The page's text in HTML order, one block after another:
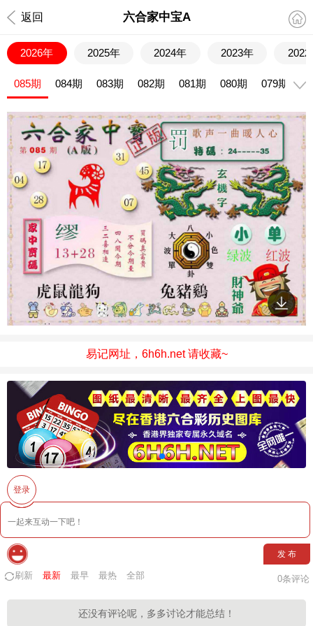
返回 六合家中宝A
2026年 2025年 2024年 2023年 2022
085期 084期 083期 082期 081期 080期 079期
易记网址，6h6h.net 请收藏~
登录
发 布
刷新 最新 最早 最热 全部 0条评论
还没有评论呢，多多讨论才能总结！